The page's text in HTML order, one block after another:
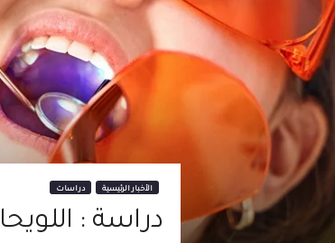
t
الأخبار الرئيسية دراسات
دراسة :